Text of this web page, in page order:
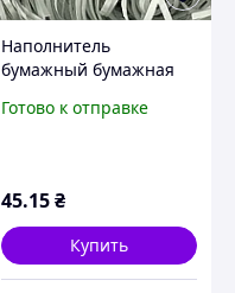
Наполнитель
бумажный бумажная
для коробок и пакетов
Готово к отправке
45.15₴
Купить